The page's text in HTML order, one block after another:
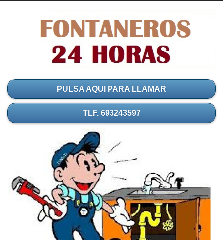
PULSA AQUI PARA LLAMAR
TLF. 693243597